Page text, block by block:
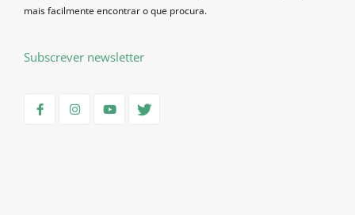
mais facilmente encontrar o que procura.
Subscrever newsletter